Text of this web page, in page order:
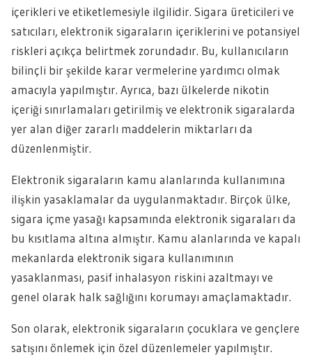
içerikleri ve etiketlemesiyle ilgilidir. Sigara üreticileri ve
satıcıları, elektronik sigaraların içeriklerini ve potansiyel
riskleri açıkça belirtmek zorundadır. Bu, kullanıcıların
bilinçli bir şekilde karar vermelerine yardımcı olmak
amacıyla yapılmıştır. Ayrıca, bazı ülkelerde nikotin
içeriği sınırlamaları getirilmiş ve elektronik sigaralarda
yer alan diğer zararlı maddelerin miktarları da
düzenlenmiştir.
Elektronik sigaraların kamu alanlarında kullanımına
ilişkin yasaklamalar da uygulanmaktadır. Birçok ülke,
sigara içme yasağı kapsamında elektronik sigaraları da
bu kısıtlama altına almıştır. Kamu alanlarında ve kapalı
mekanlarda elektronik sigara kullanımının
yasaklanması, pasif inhalasyon riskini azaltmayı ve
genel olarak halk sağlığını korumayı amaçlamaktadır.
Son olarak, elektronik sigaraların çocuklara ve gençlere
satışını önlemek için özel düzenlemeler yapılmıştır.